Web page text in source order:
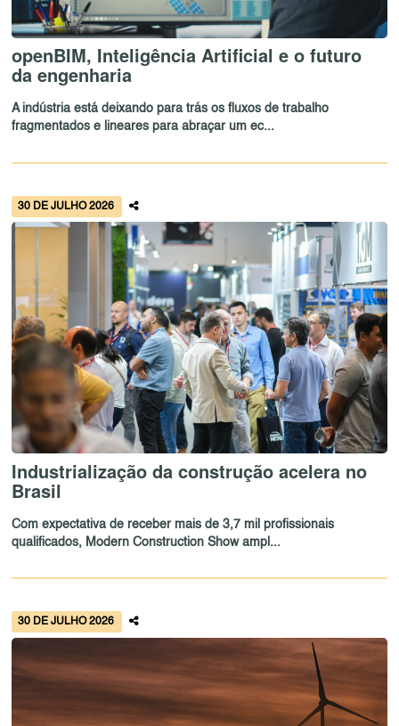
openBIM, Inteligência Artificial e o futuro
da engenharia
A indústria está deixando para trás os fluxos de trabalho
fragmentados e lineares para abraçar um ec...
30 DE JULHO 2026
Industrialização da construção acelera no
Brasil
Com expectativa de receber mais de 3,7 mil profissionais
qualificados, Modern Construction Show ampl...
30 DE JULHO 2026